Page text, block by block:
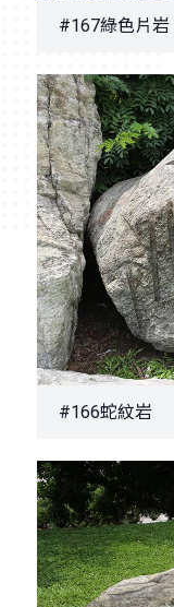
#167綠色片岩
#166蛇紋岩